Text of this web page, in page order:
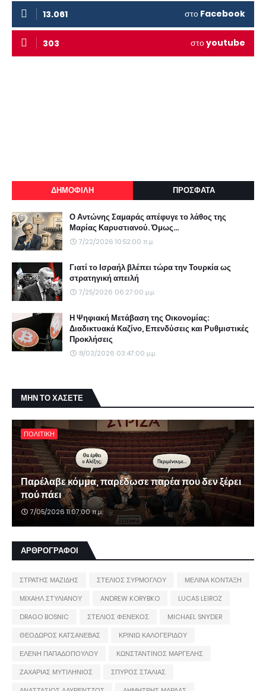
13.061 στο Facebook
303 στοyoutube
ΔΗΜΟΦΙΛΗ ΠΡΟΣΦΑΤΑ
Ο Αντώνης Σαμαράς απέφυγε το λάθος της
Μαρίας Καρυστιανού. Όμως...
7/22/2026 10:52:00 π.μ.
Γιατί το Ισραήλ βλέπει τώρα την Τουρκία ως
στρατηγική απειλή
7/25/2026 06:27:00 μ.μ.
Η Ψηφιακή Μετάβαση της Οικονομίας:
Διαδικτυακά Καζίνο, Επενδύσεις και Ρυθμιστικές
Προκλήσεις
8/03/2026 03:47:00 μ.μ.
ΜΗΝ ΤΟ ΧΑΣΕΤΕ
ΠΟΛΙΤΙΚΗ
Παρέλαβε κόμμα, παρέδωσε παρέα που δεν ξέρει
πού πάει
7/05/2026 11:07:00 π.μ.
ΑΡΘΡΟΓΡΑΦΟΙ
ΣΤΡΑΤΗΣ ΜΑΖΙΔΗΣ ΣΤΕΛΙΟΣ ΣΥΡΜΟΓΛΟΥ
ΜΕΛΙΝΑ ΚΟΝΤΑΞΗ
ΜΙΧΑΗΛ ΣΤΥΛΙΑΝΟΥ
ANDREW KORYBKO
LUCAS LEIROZ
DRAGO BOSNIC
ΣΤΕΛΙΟΣ ΦΕΝΕΚΟΣ
MICHAEL SNYDER
ΘΕΟΔΩΡΟΣ ΚΑΤΣΑΝΕΒΑΣ
ΚΡΙΝΙΩ ΚΑΛΟΓΕΡΙΔΟΥ
ΕΛΕΝΗ ΠΑΠΑΔΟΠΟΥΛΟΥ
ΚΩΝΣΤΑΝΤΙΝΟΣ ΜΑΡΓΕΛΗΣ
ΖΑΧΑΡΙΑΣ ΜΥΤΙΛΗΝΙΟΣ
ΣΠΥΡΟΣ ΣΤΑΛΙΑΣ